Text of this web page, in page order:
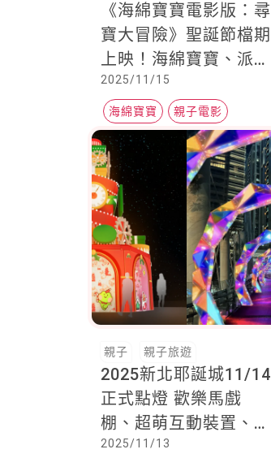
《海綿寶寶電影版：尋
寶大冒險》聖誕節檔期
上映！海綿寶寶、派大
星、蟹老闆、章魚哥，
前往冥界
2025/11/15
海綿寶寶 親子電影
親子 親子旅遊
2025新北耶誕城11/14
正式點燈 歡樂馬戲
棚、超萌互動裝置、天
橋燈區 提前為週末慶
2025/11/13